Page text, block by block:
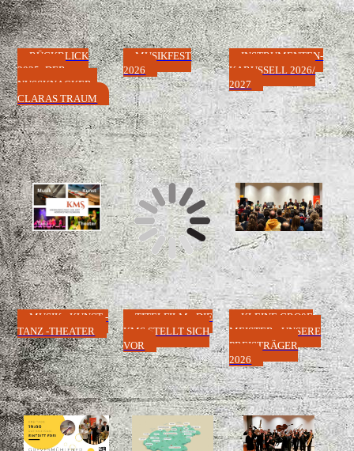
RÜCKBLICK
2025: DER
NUSSKNACKER -
CLARAS TRAUM
MUSIKFEST
2026
INSTRUMENTEN-
KARUSSELL 2026/
2027
MUSIK - KUNST -
TANZ -THEATER
TITELFILM - DIE
KMS STELLT SICH
VOR
KLEINE GROßE
MEISTER - UNSERE
PREISTRÄGER
2026